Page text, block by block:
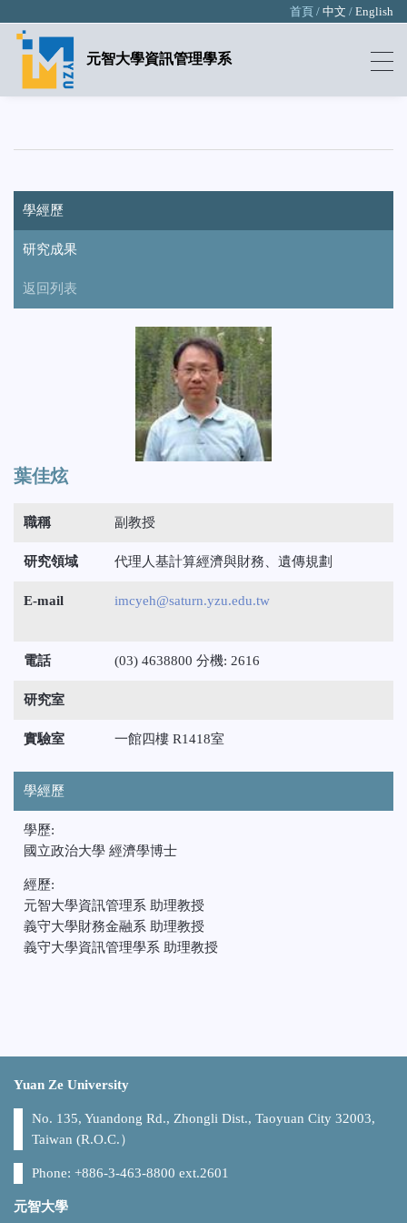
首頁 / 中文 / English
元智大學資訊管理學系
學經歷
研究成果
返回列表
葉佳炫
職稱 副教授
研究領域 代理人基計算經濟與財務、遺傳規劃
E-mail imcyeh@saturn.yzu.edu.tw
電話 (03) 4638800 分機: 2616
研究室
實驗室 一館四樓 R1418室
學經歷
學歷:
國立政治大學 經濟學博士
經歷:
元智大學資訊管理系 助理教授
義守大學財務金融系 助理教授
義守大學資訊管理學系 助理教授
Yuan Ze University
No. 135, Yuandong Rd., Zhongli Dist., Taoyuan City 32003,
Taiwan (R.O.C.）
Phone: +886-3-463-8800 ext.2601
元智大學